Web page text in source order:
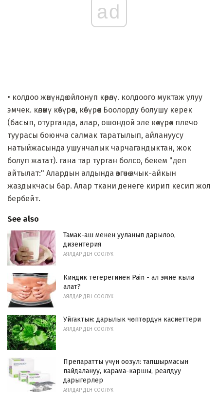
ad
• колдоо жөнүндө ойлонуп көрөлү. колдоого муктаж улуу
эмчек. көлөмү көбүрөөк, көбүрөөк Боолорду болушу керек
(басып, отурганда, алар, ошондой эле көкүрөк плечо
туурасы боюнча салмак таратылып, айлануусу
натыйжасында ушунчалык чарчагандыктан, жок
болуп жатат). гана тар турган болсо, бекем "деп
айтылат:" Алардын алдында өзгөчө ачык-айкын
жаздыкчасы бар. Алар ткани денеге кирип кесип жол
бербейт.
See also
Тамак-аш менен ууланып дарылоо,
дизентерия
АЯЛДАР ДЕН СООЛУК
Киндик тегерегинен Pain - ал эмне кыла
алат?
АЯЛДАР ДЕН СООЛУК
Уйгактын: дарылык чөптөрдүн касиеттери
АЯЛДАР ДЕН СООЛУК
Препаратты үчүн оозул: тапшырмасын
пайдалануу, карама-каршы, реалдуу
дарыгерлер
АЯЛДАР ДЕН СООЛУК